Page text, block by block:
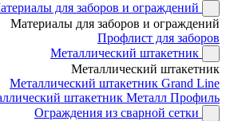
для заборов и ограждений
Материалы для заборов и ограждений
Профлист для заборов
Металлический штакетник
Металлический штакетник
Металлический штакетник Grand Line
штакетник Металл Профиль
Ограждения из сварной сетки